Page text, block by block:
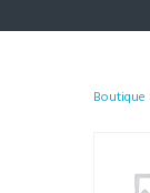
Boutique